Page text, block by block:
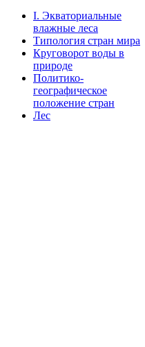
I. Экваториальные
влажные леса
Типология стран мира
Круговорот воды в
природе
Политико-
географическое
положение стран
Лес